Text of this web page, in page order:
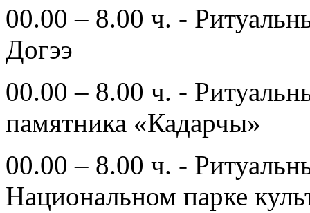
00.00 – 8.00 ч. -
Догээ
00.00 – 8.00 ч. -
памятника «Кадарчы»
00.00 – 8.00 ч. -
Национальном парке